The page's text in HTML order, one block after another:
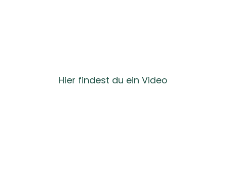
Hier findest du ein Video